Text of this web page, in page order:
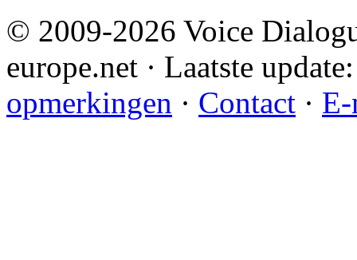
© 2009-2026 Voice
europe.net · Laatste
opmerkingen · Contact ·